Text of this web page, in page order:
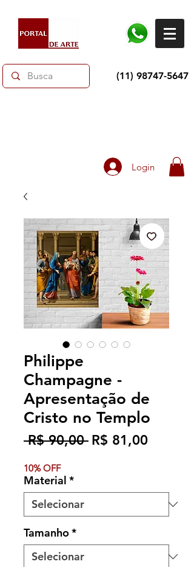
(11) 98747-5647
Login
Philippe
Champagne -
Apresentação de
Cristo no Templo
R$ 90,00 Preço
R$ 81,00Preço
10% OFF
Material *
Tamanho*